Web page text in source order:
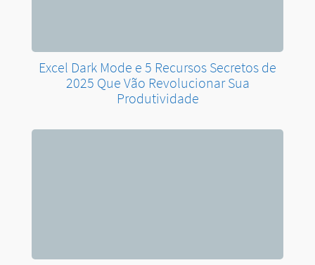
Excel Dark Mode e 5 Recursos Secretos de
2025 Que Vão Revolucionar Sua
Produtividade